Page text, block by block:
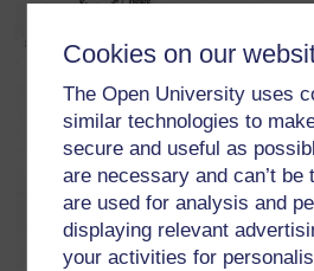
Cookies on our
The Open University uses
similar technologies to
secure and useful as
are necessary and can’t be
are used for analysis and
displaying relevant
your activities for